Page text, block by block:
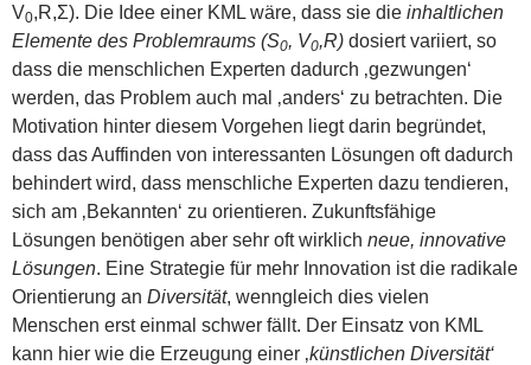
V0,R,Σ). Die Idee einer KML wäre, dass sie die inhaltlichen
Elemente des Problemraums (S0, V0,R) dosiert variiert, so
dass die menschlichen Experten dadurch ‚gezwungen‘
werden, das Problem auch mal ‚anders‘ zu betrachten. Die
Motivation hinter diesem Vorgehen liegt darin begründet,
dass das Auffinden von interessanten Lösungen oft dadurch
behindert wird, dass menschliche Experten dazu tendieren,
sich am ‚Bekannten‘ zu orientieren. Zukunftsfähige
Lösungen benötigen aber sehr oft wirklich neue, innovative
Lösungen. Eine Strategie für mehr Innovation ist die radikale
Orientierung an Diversität, wenngleich dies vielen
Menschen erst einmal schwer fällt. Der Einsatz von KML
kann hier wie die Erzeugung einer ‚künstlichen Diversität‘